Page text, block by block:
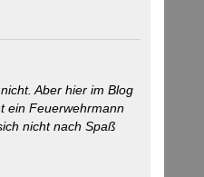
Aber hier im Blog
ein Feuerwehrmann
nicht nach Spaß